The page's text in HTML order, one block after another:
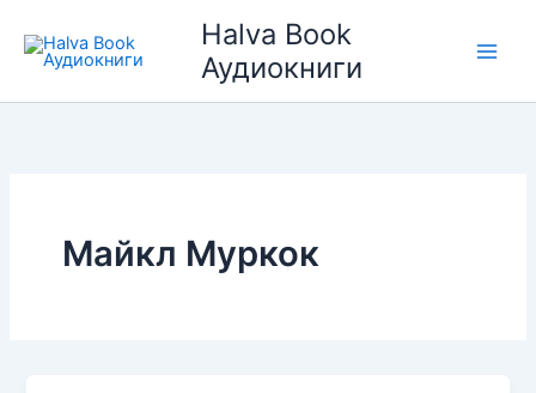
содержимому
Halva Book
Аудиокниги
Майкл Муркок